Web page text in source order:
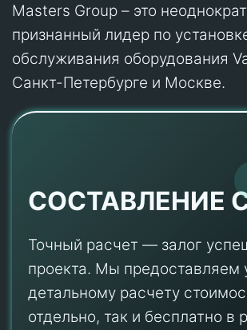
Masters Group – это
признанный лидер по
обслуживания оборудования
Санкт-Петербурге и Москве.
СОСТАВЛЕНИЕ
Точный расчет — залог
проекта. Мы предоставляем
детальному расчету
отдельно, так и бесплатно в